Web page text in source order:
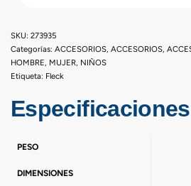
273935
Categorías: ACCESORIOS ACCESORIOS
HOMBRE MUJER NIÑOS
Etiqueta: Fleck
PESO
DIMENSIONES